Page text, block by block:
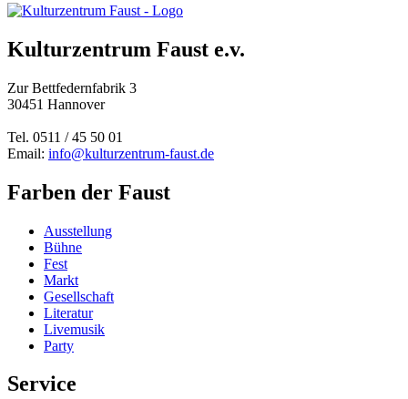
Kulturzentrum Faust e.v.
Zur Bettfedernfabrik 3
30451 Hannover
Tel. 0511 / 45 50 01
Email: info@kulturzentrum-faust.de
Farben der Faust
Ausstellung
Bühne
Fest
Markt
Gesellschaft
Literatur
Livemusik
Party
Service